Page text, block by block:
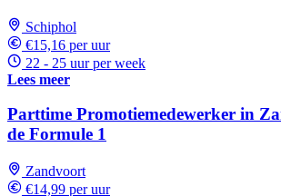
Schiphol
€15,16 per uur
22 - 25 uur per week
Lees meer
Parttime Promotiemedewerker in
de Formule 1
Zandvoort
€14,99 per uur